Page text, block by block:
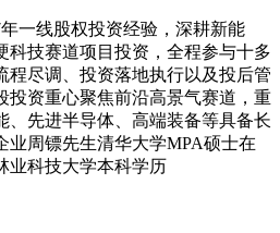
一线股权投资经验，深耕新能
科技赛道项目投资，全程参与十多
程尽调、投资落地执行以及投后管
投资重心聚焦前沿高景气赛道，重
、先进半导体、高端装备等具备长
业周镖先生清华大学MPA硕士在
业科技大学本科学历